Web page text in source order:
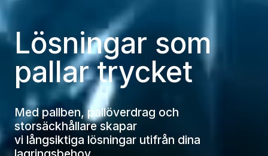
Lösningar som
pallar trycket
Med pallben, pallöverdrag och
storsäckhållare skapar
vi långsiktiga lösningar utifrån dina